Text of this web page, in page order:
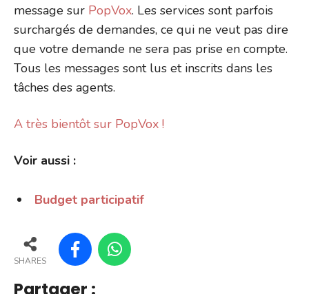
message sur PopVox. Les services sont parfois
surchargés de demandes, ce qui ne veut pas dire
que votre demande ne sera pas prise en compte.
Tous les messages sont lus et inscrits dans les
tâches des agents.
A très bientôt sur PopVox !
Voir aussi :
Budget participatif
SHARES
Partager :